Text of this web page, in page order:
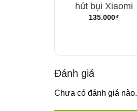
hút bụi Xiaomi
135.000₫
Đánh giá
Chưa có đánh giá nào.